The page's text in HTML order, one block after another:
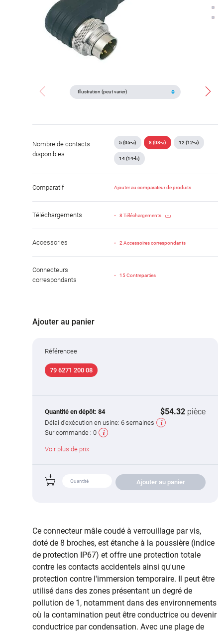
Nombre de contacts
disponibles
5 (05-a) 8 (08-a) 12 (12-a)
14 (14-b)
Comparatif Ajouter au comparateur de produits
Téléchargements 8 Téléchargements
Accessories 2 Accessoires correspondants
Connecteurs
correspondants
15 Contreparties
Ajouter au panier
Référencee
79 6271 200 08
Quantité en dépôt: 84 $54.32 pièce
Délai d'exécution en usine: 6 semaines
Sur commande : 0
Voir plus de prix
Ajouter au panier
Ce connecteur mâle coudé à verrouillage par vis,
doté de 8 broches, est étanche à la poussière (indice
de protection IP67) et offre une protection totale
contre les contacts accidentels ainsi qu'une
protection contre l'immersion temporaire. Il peut être
utilisé dans des zones présentant un degré de
pollution de 1, notamment dans des environnements
où la contamination peut être conductrice ou devenir
conductrice par condensation. Avec une plage de